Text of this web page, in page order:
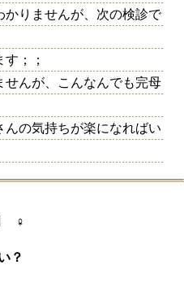
かりませんが、次の検診で
；；
せんが、こんなんでも完母
の気持ちが楽になればい
♀
？